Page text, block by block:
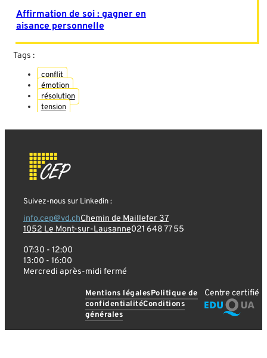
Affirmation de soi : gagner en
aisance personnelle
Tags :
conflit
émotion
résolution
tension
Suivez-nous sur Linkedin :
info.cep@vd.chChemin de Maillefer 37
1052 Le Mont-sur-Lausanne021 648 77 55
07:30 - 12:00
13:00 - 16:00
Mercredi après-midi fermé
Mentions légalesPolitique de
confidentialitéConditions
générales
Centre certifié